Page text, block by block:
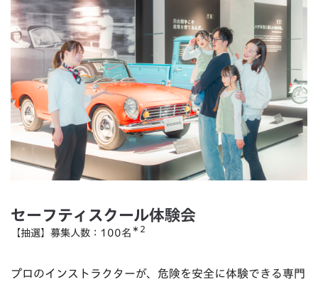
セーフティスクール体験会
【抽選】募集人数：100名 ＊2
プロのインストラクターが、危険を安全に体験できる専門